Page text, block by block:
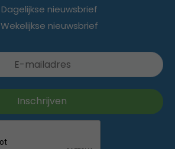
Dagelijkse nieuwsbrief
Wekelijkse nieuwsbrief